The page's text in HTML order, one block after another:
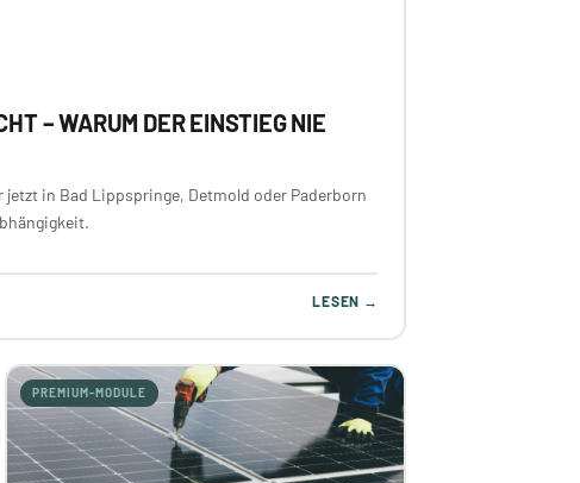
– WARUM DER EINSTIEG NIE
in Bad Lippspringe, Detmold oder Paderborn
LESEN →
PREMIUM-MODULE